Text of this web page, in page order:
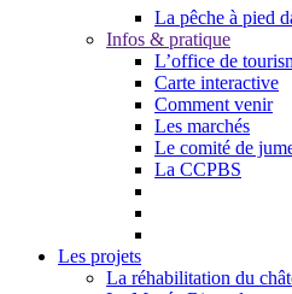
La pêche à pied
Infos & pratique
L’office de
Carte interactive
Comment venir
Les marchés
Le comité de
La CCPBS
Les projets
La réhabilitation du